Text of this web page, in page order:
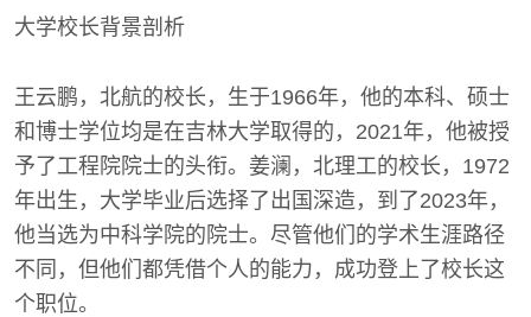
大学校长背景剖析
王云鹏，北航的校长，生于1966年，他的本科、硕士
和博士学位均是在吉林大学取得的，2021年，他被授
予了工程院院士的头衔。姜澜，北理工的校长，1972
年出生，大学毕业后选择了出国深造，到了2023年，
他当选为中科学院的院士。尽管他们的学术生涯路径
不同，但他们都凭借个人的能力，成功登上了校长这
个职位。